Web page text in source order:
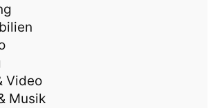
Video
Musik